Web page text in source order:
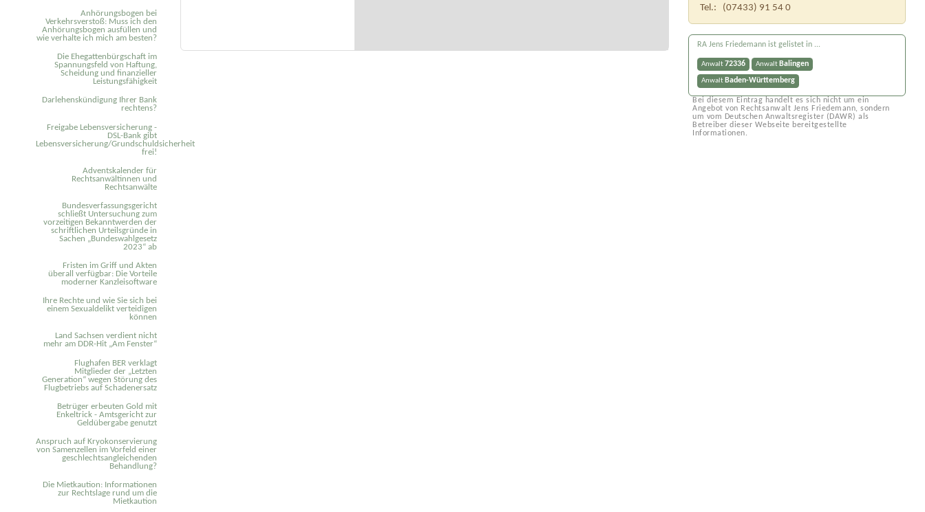
Tel.: (07433) 91 54 0
RA Jens Friedemann ist gelistet in ...
Anwalt 72336 AnwaltBalingen
Anwalt Baden-Württemberg
Bei diesem Eintrag handelt es sich nicht um ein
Angebot von Rechtsanwalt Jens Friedemann, sondern
um vom Deutschen Anwaltsregister (DAWR) als
Betreiber dieser Webseite bereitgestellte
Informationen.
Anhörungsbogen bei
Verkehrsverstoß: Muss ich den
Anhörungsbogen ausfüllen und
wie verhalte ich mich am besten?
Die Ehegattenbürgschaft im
Spannungsfeld von Haftung,
Scheidung und finanzieller
Leistungsfähigkeit
Darlehenskündigung Ihrer Bank
rechtens?
Freigabe Lebensversicherung -
DSL-Bank gibt
Lebensversicherung/Grundschuldsicherheit
frei!
Adventskalender für
Rechtsanwältinnen und
Rechtsanwälte
Bundesverfassungsgericht
schließt Untersuchung zum
vorzeitigen Bekanntwerden der
schriftlichen Urteilsgründe in
Sachen „Bundeswahlgesetz
2023“ ab
Fristen im Griff und Akten
überall verfügbar: Die Vorteile
moderner Kanzleisoftware
Ihre Rechte und wie Sie sich bei
einem Sexual­delikt verteidigen
können
Land Sachsen verdient nicht
mehr am DDR-Hit „Am Fenster“
Flughafen BER verklagt
Mitglieder der „Letzten
Generation“ wegen Störung des
Flugbetriebs auf Schadenersatz
Betrüger erbeuten Gold mit
Enkeltrick - Amtsgericht zur
Geldübergabe genutzt
Anspruch auf Kryokonservierung
von Samenzellen im Vorfeld einer
geschlechtsangleichenden
Behandlung?
Die Mietkaution: Informationen
zur Rechtslage rund um die
Mietkaution